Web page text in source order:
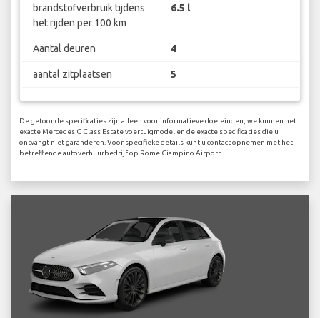
brandstofverbruik tijdens
het rijden per 100 km
6.5 l
Aantal deuren 4
aantal zitplaatsen 5
De getoonde specificaties zijn alleen voor informatieve doeleinden, we kunnen het
exacte Mercedes C Class Estate voertuigmodel en de exacte specificaties die u
ontvangt niet garanderen. Voor specifieke details kunt u contact opnemen met het
betreffende autoverhuurbedrijf op Rome Ciampino Airport.